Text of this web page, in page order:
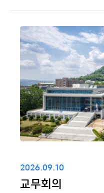
2026.09.10
교무회의